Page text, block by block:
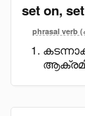
set on,
phrasal